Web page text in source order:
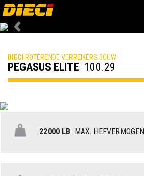
Previous
DIECI ROTERENDE VERREIKERS BOUW
PEGASUS ELITE 100.29
22000 LB MAX. HEFVERMOGEN